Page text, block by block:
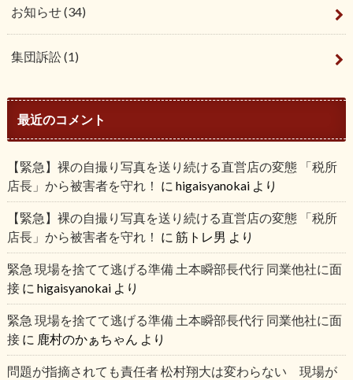
お知らせ(34)
集団訴訟(1)
最近のコメント
【緊急】裸の自撮り写真を送り続ける直営店の変態 「税所
店長」から被害者を守れ！ に higaisyanokaiより
【緊急】裸の自撮り写真を送り続ける直営店の変態 「税所
店長」から被害者を守れ！ に 筋トレ男 より
緊急 現場を捨てて逃げる準備 土本瞬部長代行 同業他社に面
接に higaisyanokaiより
緊急 現場を捨てて逃げる準備 土本瞬部長代行 同業他社に面
接に 鹿村のかぁちゃん より
問題が指摘されても責任者 松村翔大は変わらない 現場が